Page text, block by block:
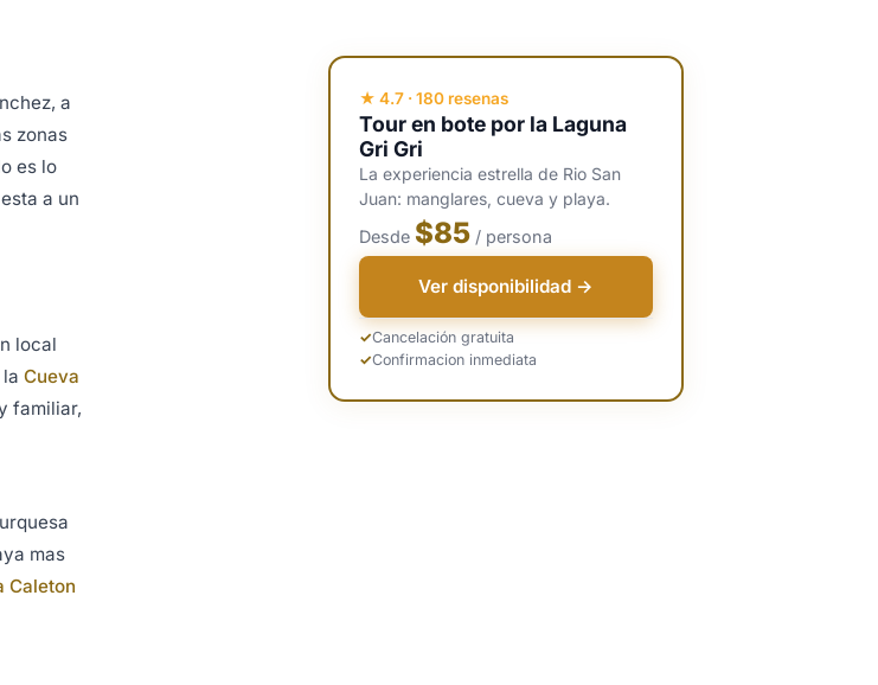
a
zonas
es lo
a un
local
Cueva
familiar,
mas
Caleton
★ 4.7 · 180 resenas
Tour en bote por la Laguna
Gri Gri
La experiencia estrella de Rio San
Juan: manglares, cueva y playa.
Desde $85 / persona
Ver disponibilidad →
Cancelación gratuita
Confirmacion inmediata